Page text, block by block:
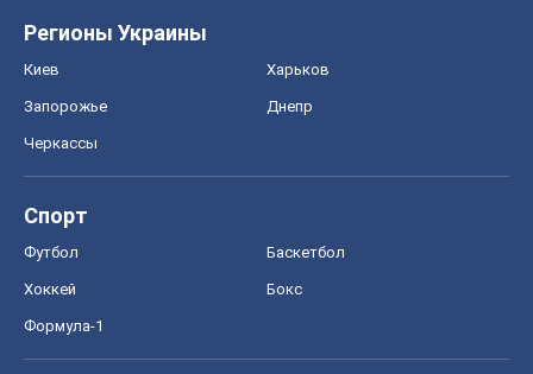
Регионы Украины
Киев Харьков
Запорожье Днепр
Черкассы
Спорт
Футбол Баскетбол
Хоккей Бокс
Формула-1